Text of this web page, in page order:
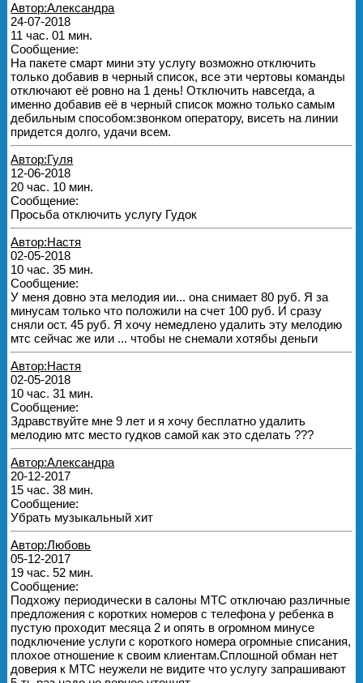
Автор:Александра
24-07-2018
11 час. 01 мин.
Сообщение:
На пакете смарт мини эту услугу возможно отключить
только добавив в черный список, все эти чертовы команды
отключают её ровно на 1 день! Отключить навсегда, а
именно добавив её в черный список можно только самым
дебильным способом:звонком оператору, висеть на линии
придется долго, удачи всем.
Автор:Гуля
12-06-2018
20 час. 10 мин.
Сообщение:
Просьба отключить услугу Гудок
Автор:Настя
02-05-2018
10 час. 35 мин.
Сообщение:
У меня довно эта мелодия ии... она снимает 80 руб. Я за
минусам только что положили на счет 100 руб. И сразу
сняли ост. 45 руб. Я хочу немедлено удалить эту мелодию
мтс сейчас же или ... чтобы не снемали хотябы деньги
Автор:Настя
02-05-2018
10 час. 31 мин.
Сообщение:
Здравствуйте мне 9 лет и я хочу бесплатно удалить
мелодию мтс место гудков самой как это сделать ???
Автор:Александра
20-12-2017
15 час. 38 мин.
Сообщение:
Убрать музыкальный хит
Автор:Любовь
05-12-2017
19 час. 52 мин.
Сообщение:
Подхожу периодически в салоны МТС отключаю различные
предложения с коротких номеров с телефона у ребенка в
пустую проходит месяца 2 и опять в огромном минусе
подключение услуги с короткого номера огромные списания,
плохое отношение к своим клиентам.Сплошной обман нет
доверия к МТС неужели не видите что услугу запрашивают